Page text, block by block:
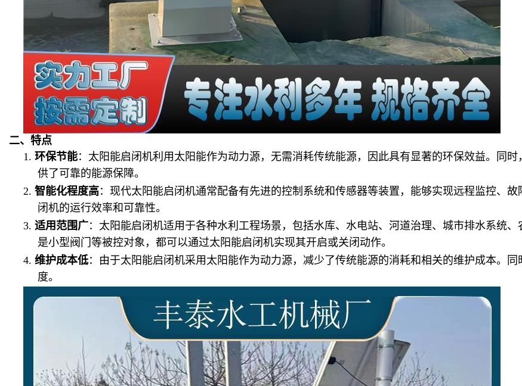
二、特点
1. 环保节能：太阳能启闭机利用太阳能作为动力源，无需消耗传统能源，因此具有显著的环保效益。同
供了可靠的能源保障。
2. 智能化程度高 ：现代太阳能启闭机通常配备有先进的控制系统和传感器等装置，能够实现远程监控、
闭机的运行效率和可靠性。
3. 适用范围广：太阳能启闭机适用于各种水利工程场景，包括水库、水电站、河道治理、城市排水系统
是小型阀门等被控对象，都可以通过太阳能启闭机实现其开启或关闭动作。
4. 维护成本低：由于太阳能启闭机采用太阳能作为动力源，减少了传统能源的消耗和相关的维护成本。
度。